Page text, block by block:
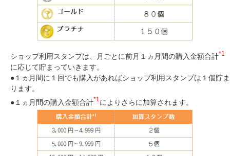
ショップ利用スタンプは、月ごとに前月１ヵ月間の購入金額合計*1
に応じて貯まっていきます。
●１ヵ月間に１回でも購入があればショップ利用スタンプは１個貯ま
ります。
●１ヵ月間の購入金額合計*1によりさらに加算されます。